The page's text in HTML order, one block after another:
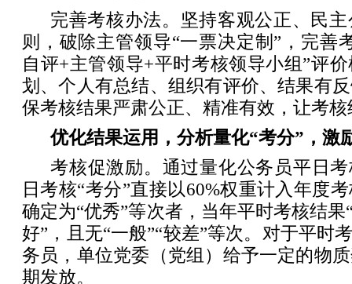
完善考核办法。坚持客观公正、民
则，破除主管领导“一票决定制”，完善
自评+主管领导+平时考核领导小组”评
划、个人有总结、组织有评价、结果有
保考核结果严肃公正、精准有效，让考
优化结果运用，分析量化“考分”，激
考核促激励。通过量化公务员平日
日考核“考分”直接以60%权重计入年度
确定为“优秀”等次者，当年平时考核结果
好”，且无“一般”“较差”等次。对于平时
务员，单位党委（党组）给予一定的物
期发放。